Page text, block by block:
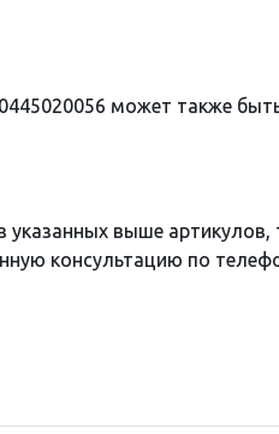
может также
указанных выше
консультацию по